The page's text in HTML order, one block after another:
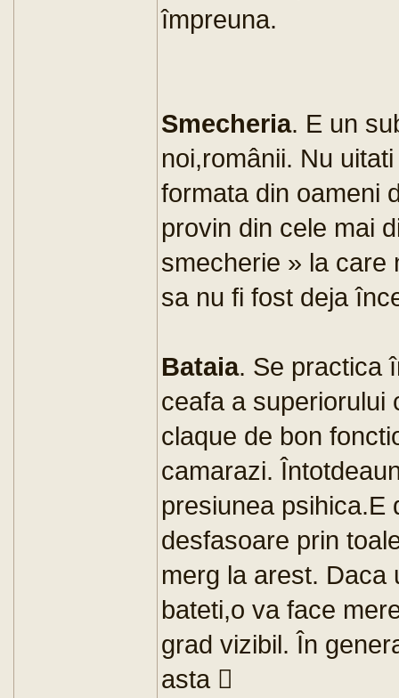
împreuna.
Smecheria. E un
noi,românii. Nu
formata din oameni
provin din cele mai
smecherie » la care
sa nu fi fost deja
Bataia. Se practica
ceafa a superiorului
claque de bon
camarazi.
presiunea psihica.E
desfasoare prin
merg la arest. Daca
bateti,o va face
grad vizibil. În
asta 